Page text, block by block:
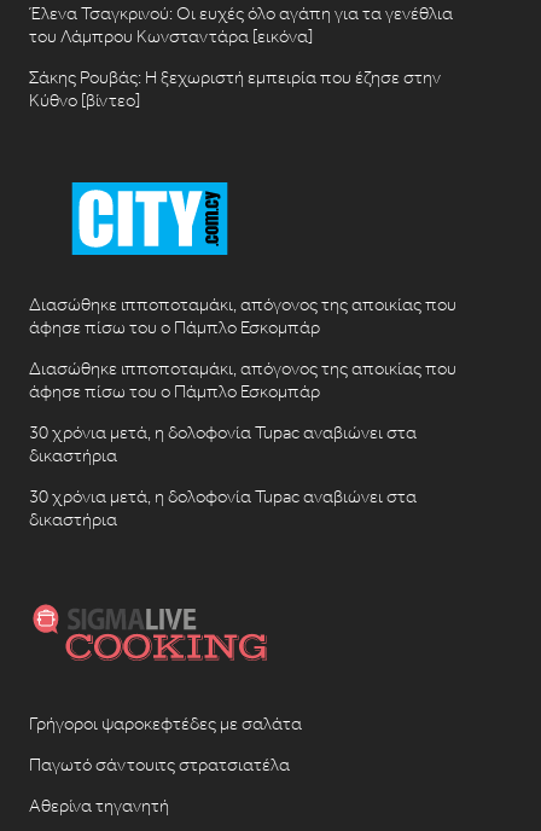
Έλενα Τσαγκρινού: Οι ευχές όλο αγάπη για τα γενέθλια
του Λάμπρου Κωνσταντάρα [εικόνα]
Σάκης Ρουβάς: Η ξεχωριστή εμπειρία που έζησε στην
Κύθνο [βίντεο]
Διασώθηκε ιπποποταμάκι, απόγονος της αποικίας που
άφησε πίσω του ο Πάμπλο Εσκομπάρ
Διασώθηκε ιπποποταμάκι, απόγονος της αποικίας που
άφησε πίσω του ο Πάμπλο Εσκομπάρ
30 χρόνια μετά, η δολοφονία Tupac αναβιώνει στα
δικαστήρια
30 χρόνια μετά, η δολοφονία Tupac αναβιώνει στα
δικαστήρια
Γρήγοροι ψαροκεφτέδες με σαλάτα
Παγωτό σάντουιτς στρατσιατέλα
Αθερίνα τηγανητή